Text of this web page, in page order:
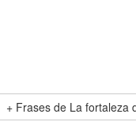
Frases de La fortaleza